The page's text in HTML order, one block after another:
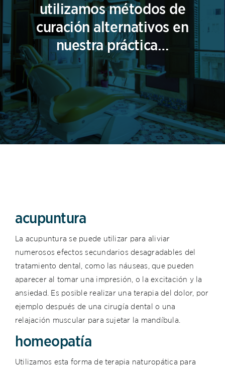
utilizamos métodos de
curación alternativos en
nuestra práctica…
acupuntura
La acupuntura se puede utilizar para aliviar
numerosos efectos secundarios desagradables del
tratamiento dental, como las náuseas, que pueden
aparecer al tomar una impresión, o la excitación y la
ansiedad. Es posible realizar una terapia del dolor, por
ejemplo después de una cirugía dental o una
relajación muscular para sujetar la mandíbula.
homeopatía
Utilizamos esta forma de terapia naturopática para